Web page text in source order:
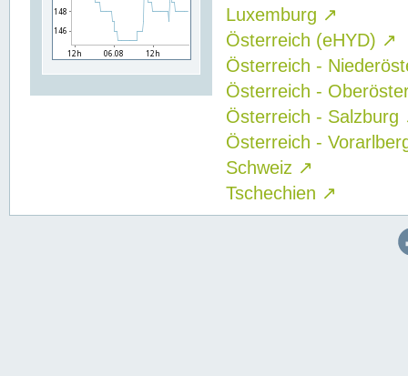
Luxemburg ↗
Österreich (eHYD) ↗
Österreich -
Österreich -
Österreich - Salzburg
Österreich -
Schweiz ↗
Tschechien ↗